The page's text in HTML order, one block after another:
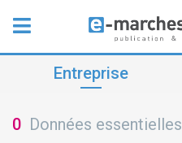
Entreprise
0 Données essentielles